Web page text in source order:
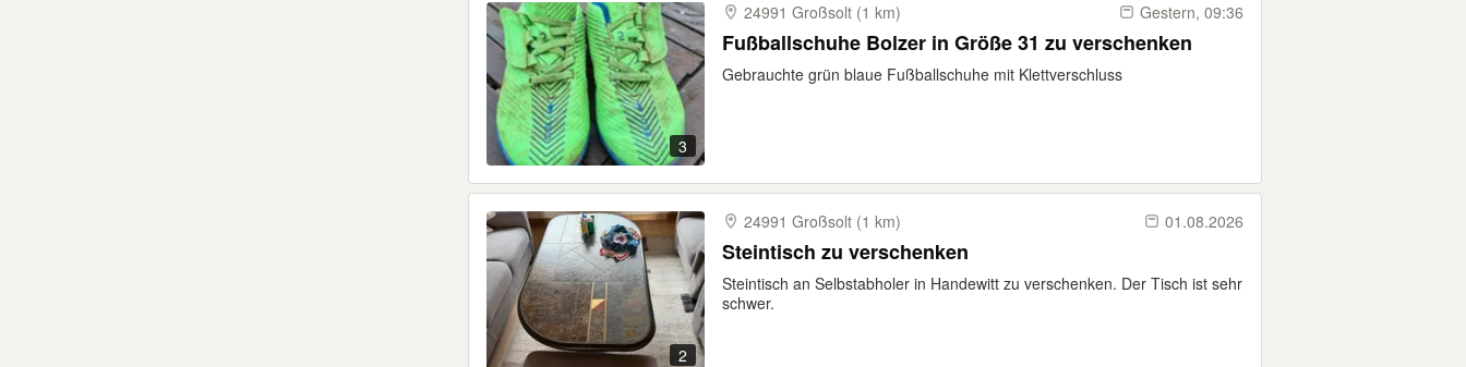
3
24991 Großsolt (1 km) Gestern, 09:36
Fußballschuhe Bolzer in Größe 31 zu verschenken
Gebrauchte grün blaue Fußballschuhe mit Klettverschluss
2
24991 Großsolt (1 km) 01.08.2026
Steintisch zu verschenken
Steintisch an Selbstabholer in Handewitt zu verschenken. Der Tisch ist sehr
schwer.